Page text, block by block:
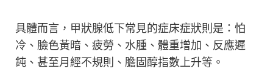
具體而言，甲狀腺低下常見的症床症狀則是：怕
冷、臉色黃暗、疲勞、水腫、體重增加、反應遲
鈍、甚至月經不規則、膽固醇指數上升等。